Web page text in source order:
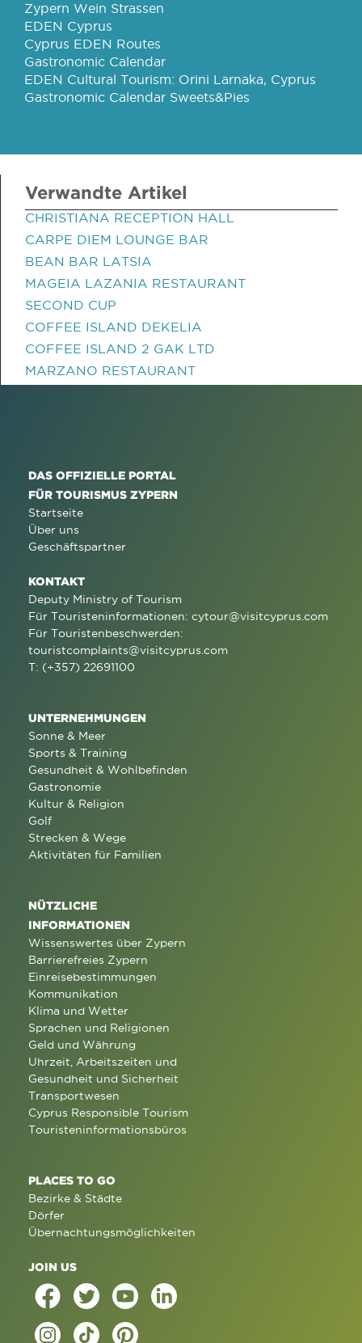
Zypern Wein Strassen
EDEN Cyprus
Cyprus EDEN Routes
Gastronomic Calendar
EDEN Cultural Tourism: Orini Larnaka, Cyprus
Gastronomic Calendar Sweets&Pies
Verwandte Artikel
CHRISTIANA RECEPTION HALL
CARPE DIEM LOUNGE BAR
BEAN BAR LATSIA
MAGEIA LAZANIA RESTAURANT
SECOND CUP
COFFEE ISLAND DEKELIA
COFFEE ISLAND 2 GAK LTD
MARZANO RESTAURANT
DAS OFFIZIELLE PORTAL
FÜR TOURISMUS ZYPERN
Startseite
Über uns
Geschäftspartner
KONTAKT
Deputy Ministry of Tourism
Für Touristeninformationen: cytour@visitcyprus.com
Für Touristenbeschwerden:
touristcomplaints@visitcyprus.com
T: (+357) 22691100
UNTERNEHMUNGEN
Sonne & Meer
Sports & Training
Gesundheit & Wohlbefinden
Gastronomie
Kultur & Religion
Golf
Strecken & Wege
Aktivitäten für Familien
NÜTZLICHE
INFORMATIONEN
Wissenswertes über Zypern
Barrierefreies Zypern
Einreisebestimmungen
Kommunikation
Klima und Wetter
Sprachen und Religionen
Geld und Währung
Uhrzeit, Arbeitszeiten und
Gesundheit und Sicherheit
Transportwesen
Cyprus Responsible Tourism
Touristeninformationsbüros
PLACES TO GO
Bezirke & Städte
Dörfer
Übernachtungsmöglichkeiten
JOIN US